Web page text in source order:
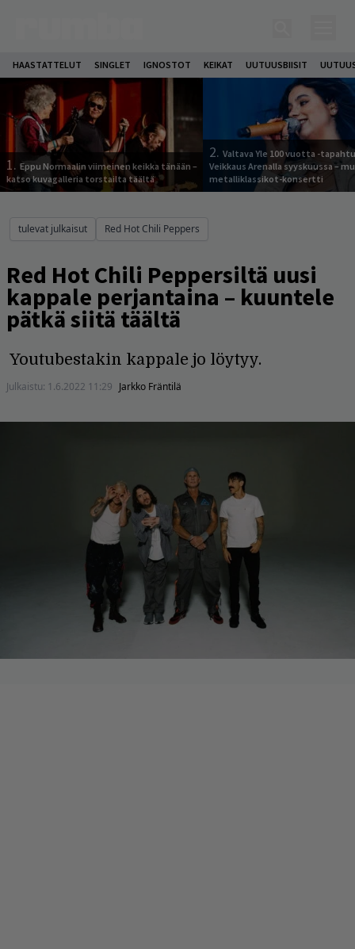
HAASTATTELUT SINGLET IGNOSTOT KEIKAT UUTUUSBIISIT
1. Eppu Normaalin viimeinen keikka tänään –
katso kuvagalleria torstailta täältä
2. Valtava Yle 100 vuotta -
Veikkaus Arenalla syyskuussa –
metalliklassikot-konsertti
tulevat julkaisut Red Hot Chili Peppers
Red Hot Chili Peppersiltä uusi
kappale perjantaina – kuuntele
pätkä siitä täältä
Youtubestakin kappale jo löytyy.
Julkaistu: 1.6.2022 11:29 Jarkko Fräntilä